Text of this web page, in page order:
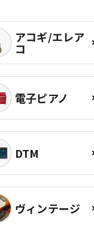
アコギ/エレア
コ
電子ピアノ
DTM
ヴィンテージ